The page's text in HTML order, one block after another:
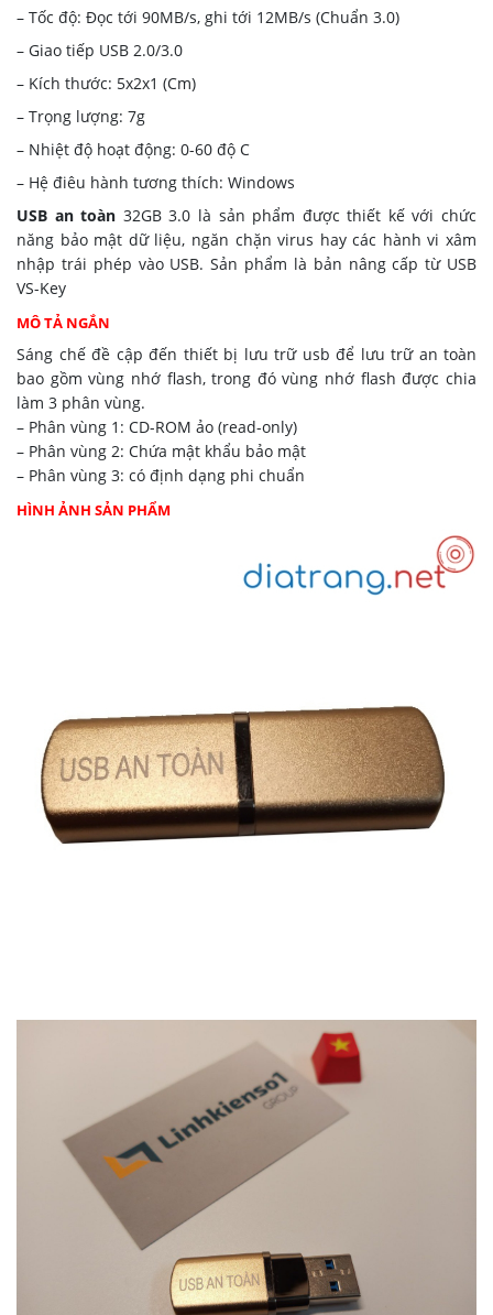
– Tốc độ: Đọc tới 90MB/s, ghi tới 12MB/s (Chuẩn 3.0)
– Giao tiếp USB 2.0/3.0
– Kích thước: 5x2x1 (Cm)
– Trọng lượng: 7g
– Nhiệt độ hoạt động: 0-60 độ C
– Hệ điêu hành tương thích: Windows
USB an toàn 32GB 3.0 là sản phẩm được thiết kế với chức
năng bảo mật dữ liệu, ngăn chặn virus hay các hành vi xâm
nhập trái phép vào USB. Sản phẩm là bản nâng cấp từ USB
VS-Key
MÔ TẢ NGẮN
Sáng chế đề cập đến thiết bị lưu trữ usb để lưu trữ an toàn
bao gồm vùng nhớ flash, trong đó vùng nhớ flash được chia
làm 3 phân vùng.
– Phân vùng 1: CD-ROM ảo (read-only)
– Phân vùng 2: Chứa mật khẩu bảo mật
– Phân vùng 3: có định dạng phi chuẩn
HÌNH ẢNH SẢN PHẨM